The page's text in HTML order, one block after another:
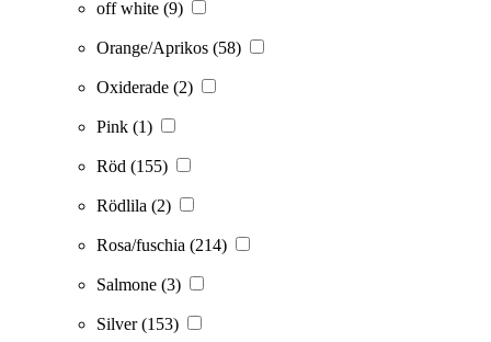
off white (9)
Orange/Aprikos (58)
Oxiderade (2)
Pink (1)
Röd (155)
Rödlila (2)
Rosa/fuschia (214)
Salmone (3)
Silver(153)